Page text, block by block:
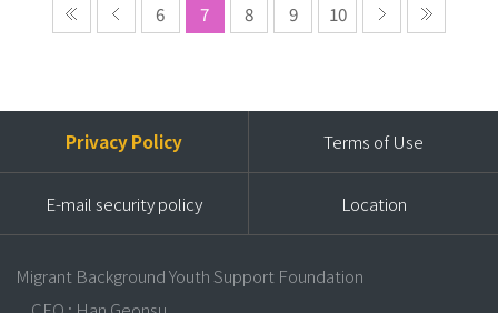
6 7 8 9 10
Privacy Policy Terms of Use
E-mail security policy Location
Migrant Background Youth Support Foundation